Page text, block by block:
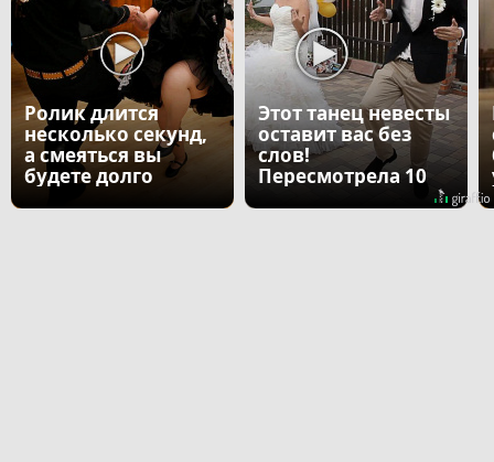
Ролик длится
несколько секунд,
а смеяться вы
будете долго
Этот танец невесты
оставит вас без
слов!
Пересмотрела 10